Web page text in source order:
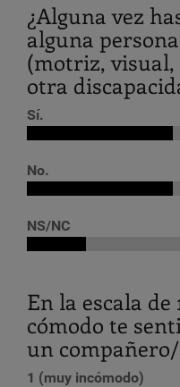
¿Alguna vez
alguna
(motriz,
otra
Sí.
No.
NS/NC
En la escala de
cómodo te
un
1 (muy incómodo)